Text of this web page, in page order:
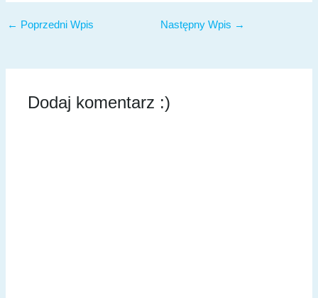
← Poprzedni Wpis Następny Wpis →
Dodaj komentarz :)